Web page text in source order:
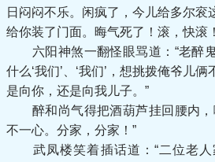
日闷闷不乐。闲疯了，今儿给多尔衮
给你装了门面。晦气死了！滚，快滚
六阳神煞一翻怪眼骂道：“老醉鬼
什么‘我们’、‘我们’，想挑拨俺爷儿
是向你，还是向我儿子。”
醉和尚气得把酒葫芦挂回腰内，
不一心。分家，分家！”
武凤楼笑着插话道：“二位老人